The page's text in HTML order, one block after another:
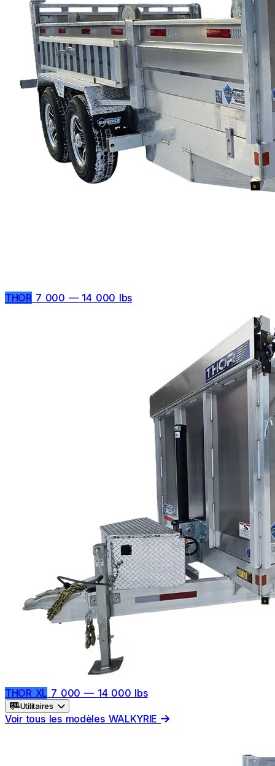
THOR 7 000 — 14 000 lbs
THOR XL 7 000 — 14 000 lbs
Utilitaires
Voir tous les modèles WALKYRIE